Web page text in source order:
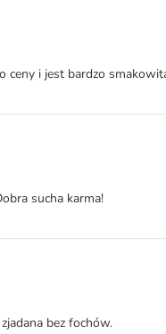
i jest bardzo
sucha karma!
bez fochów.